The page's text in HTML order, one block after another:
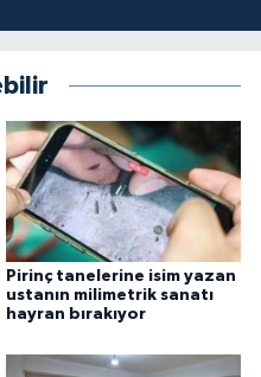
Pirinç tanelerine isim yazan
ustanın milimetrik sanatı
hayran bırakıyor